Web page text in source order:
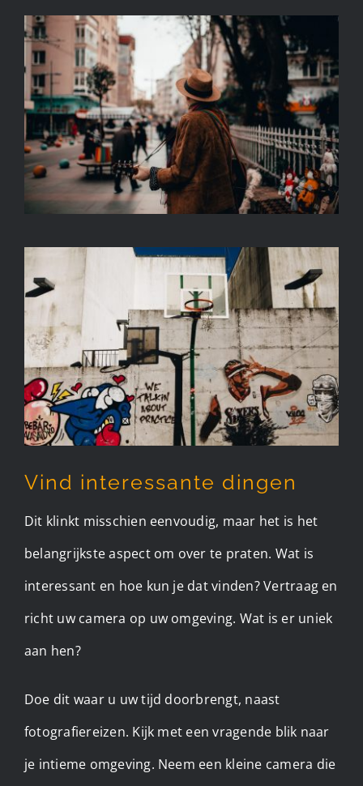
Vind interessante dingen
Dit klinkt misschien eenvoudig, maar het is het
belangrijkste aspect om over te praten. Wat is
interessant en hoe kun je dat vinden? Vertraag en
richt uw camera op uw omgeving. Wat is er uniek
aan hen?
Doe dit waar u uw tijd doorbrengt, naast
fotografiereizen. Kijk met een vragende blik naar
je intieme omgeving. Neem een kleine camera die